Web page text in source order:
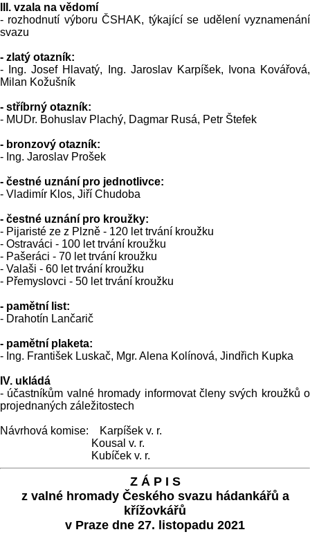
III. vzala na vědomí
- rozhodnutí výboru ČSHAK, týkající se udělení vyznamenání
svazu
- zlatý otazník:
- Ing. Josef Hlavatý, Ing. Jaroslav Karpíšek, Ivona Kovářová,
Milan Kožušník
- stříbrný otazník:
- MUDr. Bohuslav Plachý, Dagmar Rusá, Petr Štefek
- bronzový otazník:
- Ing. Jaroslav Prošek
- čestné uznání pro jednotlivce:
- Vladimír Klos, Jiří Chudoba
- čestné uznání pro kroužky:
- Pijaristé ze z Plzně - 120 let trvání kroužku
- Ostraváci - 100 let trvání kroužku
- Pašeráci - 70 let trvání kroužku
- Valaši - 60 let trvání kroužku
- Přemyslovci - 50 let trvání kroužku
- pamětní list:
- Drahotín Lančarič
- pamětní plaketa:
- Ing. František Luskač, Mgr. Alena Kolínová, Jindřich Kupka
IV. ukládá
- účastníkům valné hromady informovat členy svých kroužků o
projednaných záležitostech
Návrhová komise: Karpíšek v. r.
Kousal v. r.
Kubíček v. r.
Z Á P I S
z valné hromady Českého svazu hádankářů a
křížovkářů
v Praze dne 27. listopadu 2021